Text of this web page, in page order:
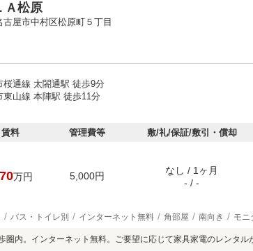
Ａ松原
古屋市中村区松原町５丁目
桜通線 太閤通駅 徒歩9分
東山線 本陣駅 徒歩11分
賃料 管理費等 敷/礼/保証/敷引・償却
万円 5,000円
なし / 1ヶ月
- / -
バス・トイレ別 インターネット無料 角部屋 南向き モニ
圏内。インターネット無料。ご要望に応じて家具家電のレンタル